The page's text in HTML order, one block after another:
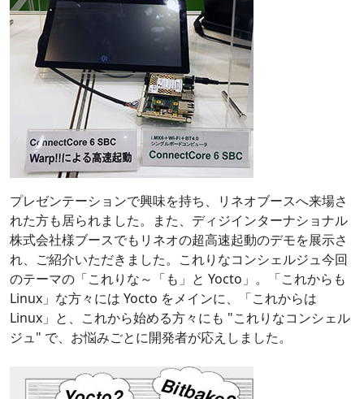
プレゼンテーションで興味を持ち、リネオブースへ来場さ
れた方も居られました。また、ディジインターナショナル
株式会社様ブースでもリネオの超高速起動のデモを展示さ
れ、ご紹介いただきました。これりなコンシェルジュ今回
のテーマの「これりな～「も」と Yocto」。「これからも
Linux」な方々には Yocto をメインに、「これからは
Linux」と、これから始める方々にも "これりなコンシェル
ジュ" で、お悩みごとに開発者が応えしました。